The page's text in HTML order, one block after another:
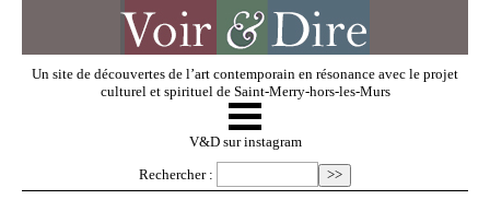
Un site de découvertes de l’art contemporain en résonance avec le projet
culturel et spirituel de Saint-Merry-hors-les-Murs
V & D
☰
V&D sur instagram
Rechercher :